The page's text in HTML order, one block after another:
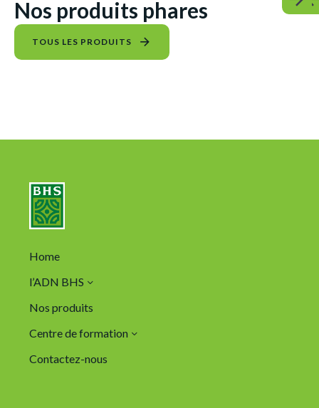
Nos produits phares
TOUS LES PRODUITS
Home
l’ADN BHS
Nos produits
Centre de formation
Contactez-nous